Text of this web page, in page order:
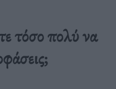
τόσο πολύ να